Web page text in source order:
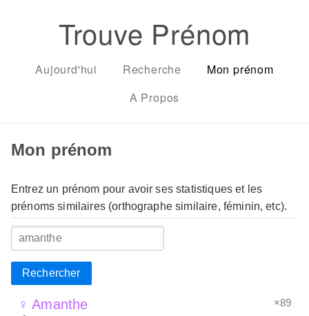
Trouve Prénom
Aujourd'hui Recherche
Mon prénom
A Propos
Mon prénom
Entrez un prénom pour avoir ses statistiques et les
prénoms similaires (orthographe similaire, féminin, etc).
Rechercher
♀ Amanthe ×89